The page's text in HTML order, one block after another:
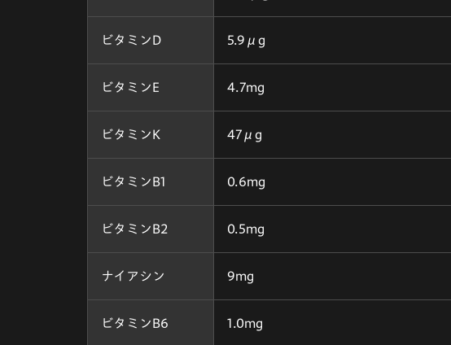
ビタミンD 5.9μg
ビタミンE 4.7mg
ビタミンK 47μg
ビタミンB1 0.6mg
ビタミンB2 0.5mg
ナイアシン 9mg
ビタミンB6 1.0mg